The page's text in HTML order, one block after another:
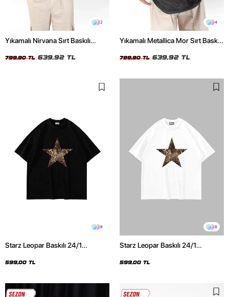
2
Yıkamalı Nirvana Sırt Baskılı
799,90 TL 639,92 TL
4
Yıkamalı Metallica Mor Sırt Baskılı
799,90 TL 639,92 TL
8
Starz Leopar Baskılı 24/1
599,00 TL
8
Starz Leopar Baskılı 24/1
599,00 TL